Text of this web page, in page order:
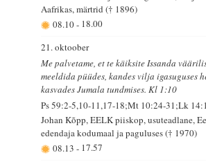
Aafrikas, märtrid († 1896)
08.10- 18.00
21. oktoober
Me palvetame, et te käiksite Issanda
meeldida püüdes, kandes vilja igasuguses
kasvades Jumala tundmises. Kl 1:10
Ps 59:2-5,10-11,17-18;Mt 10:24-31;Lk
Johan Kõpp, EELK piiskop, usuteadlane,
edendaja kodumaal ja paguluses († 1970)
08.13- 17.57